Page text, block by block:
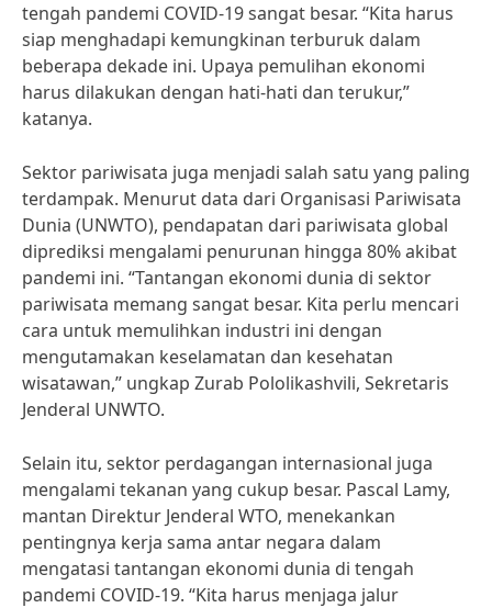
tengah pandemi COVID-19 sangat besar. “Kita harus
siap menghadapi kemungkinan terburuk dalam
beberapa dekade ini. Upaya pemulihan ekonomi
harus dilakukan dengan hati-hati dan terukur,”
katanya.
Sektor pariwisata juga menjadi salah satu yang paling
terdampak. Menurut data dari Organisasi Pariwisata
Dunia (UNWTO), pendapatan dari pariwisata global
diprediksi mengalami penurunan hingga 80% akibat
pandemi ini. “Tantangan ekonomi dunia di sektor
pariwisata memang sangat besar. Kita perlu mencari
cara untuk memulihkan industri ini dengan
mengutamakan keselamatan dan kesehatan
wisatawan,” ungkap Zurab Pololikashvili, Sekretaris
Jenderal UNWTO.
Selain itu, sektor perdagangan internasional juga
mengalami tekanan yang cukup besar. Pascal Lamy,
mantan Direktur Jenderal WTO, menekankan
pentingnya kerja sama antar negara dalam
mengatasi tantangan ekonomi dunia di tengah
pandemi COVID-19. “Kita harus menjaga jalur